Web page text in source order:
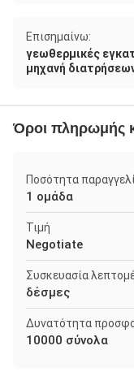
Επισημαίνω:
γεωθερμικές
μηχανή
Όροι πληρωμής
Ποσότητα
1 ομάδα
Τιμή
Negotiate
Συσκευασία
δέσμες
Δυνατότητα
10000 σύνολα